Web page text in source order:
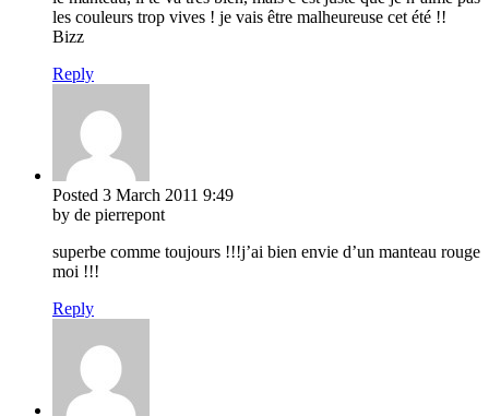
les couleurs trop vives ! je vais être malheureuse cet été !!
Bizz
Reply
Posted 3 March 2011 9:49
by de pierrepont
superbe comme toujours !!!j’ai bien envie d’un manteau rouge
moi !!!
Reply